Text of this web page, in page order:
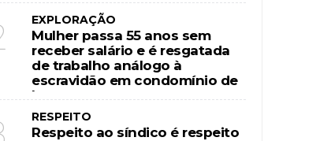
EXPLORAÇÃO
Mulher passa 55 anos sem
receber salário e é resgatada
de trabalho análogo à
escravidão em condomínio de
luxo
RESPEITO
Respeito ao síndico é respeito